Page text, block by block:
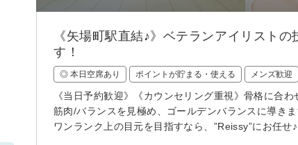
《矢場町駅直結♪》ベテランアイリスト
す！
◎ 本日空席あり ポイントが貯まる・使える メンズ歓迎
《当日予約歓迎》《カウンセリング重視》骨格に合
筋肉/バランスを見極め、ゴールデンバランスに導き
ワンランク上の目元を目指すなら、”Reissy”にお任せ♪